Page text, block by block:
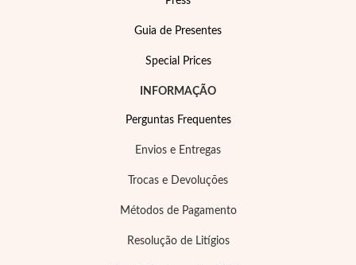
EC Lover
Guia de Presentes
Special Prices
INFORMAÇÃO
Perguntas Frequentes
Envios e Entregas
Trocas e Devoluções
Métodos de Pagamento
Resolução de Litígios